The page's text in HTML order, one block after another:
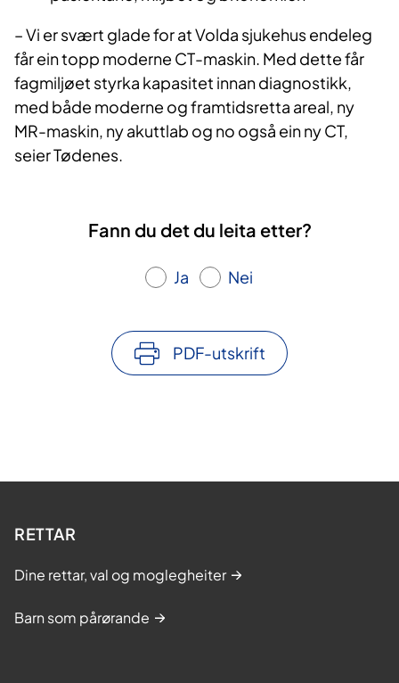
– Vi er svært glade for at Volda sjukehus endeleg
får ein topp moderne CT-maskin. Med dette får
fagmiljøet styrka kapasitet innan diagnostikk,
med både moderne og framtidsretta areal, ny
MR-maskin, ny akuttlab og no også ein ny CT,
seier Tødenes.
Fann du det du leita etter?
Ja Nei
PDF-utskrift
RETTAR
Dine rettar, val og moglegheiter
Barn som pårørande